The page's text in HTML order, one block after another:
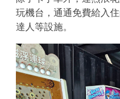
玩機台，通通免費給入
達人等設施。